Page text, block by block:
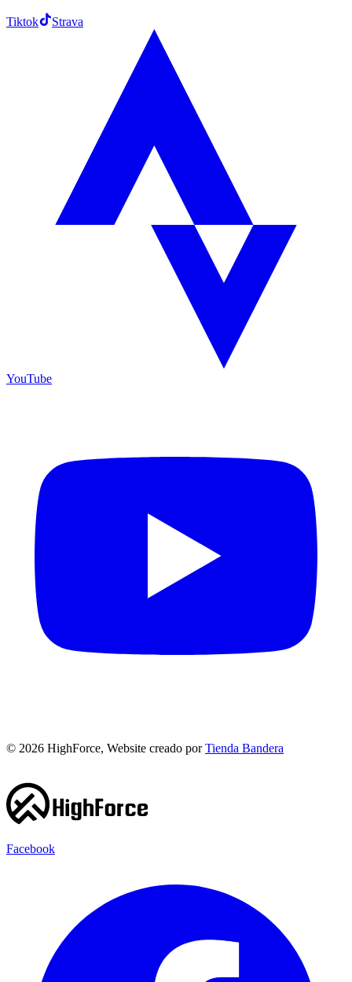
Tiktok Strava
YouTube
© 2026 HighForce, Website creado por Tienda Bandera
Facebook